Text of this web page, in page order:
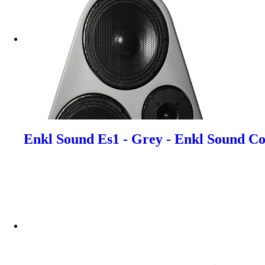
Enkl Sound Es1 - Grey - Enkl Sound